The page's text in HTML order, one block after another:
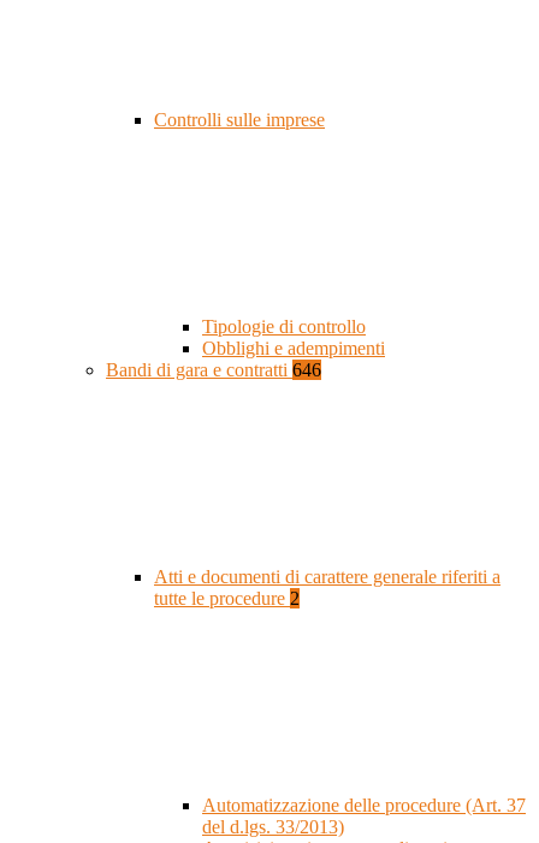
Controlli sulle imprese
Tipologie di controllo
Obblighi e adempimenti
Bandi di gara e contratti 646
Atti e documenti di carattere generale riferiti a
tutte le procedure 2
Automatizzazione delle procedure (Art. 37
del d.lgs. 33/2013)